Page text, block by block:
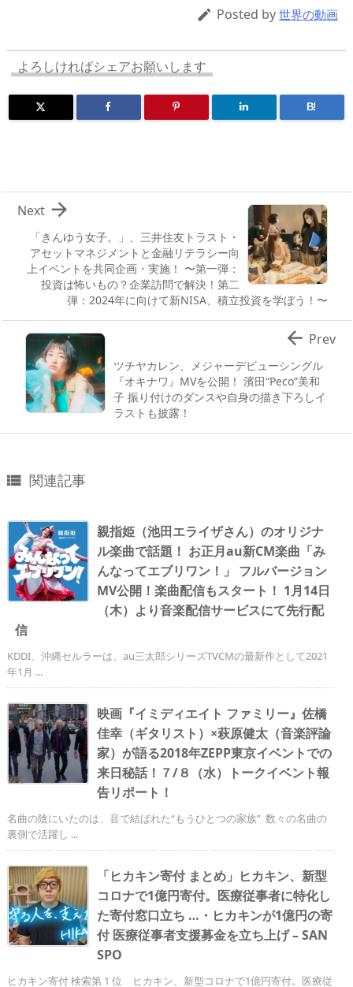
s o
n
ar
d
ro
p.
 Posted by 世界の動画
よろしければシェアお願いします
B!
「きんゆう女子。」、三井住友トラスト・
アセットマネジメントと金融リテラシー向
上イベントを共同企画・実施！ 〜第一弾：
投資は怖いもの？企業訪問で解決！第二
弾：2024年に向けて新NISA、積立投資を学ぼう！〜

Next
ツチヤカレン、メジャーデビューシングル
『オキナワ』MVを公開！ 濱田“Peco”美和
子 振り付けのダンスや自身の描き下ろしイ
ラストも披露！
 Prev
 関連記事
親指姫（池田エライザさん）のオリジナ
ル楽曲で話題！ お正月au新CM楽曲「み
んなってエブリワン！」 フルバージョン
MV公開！楽曲配信もスタート！ 1月14日
（木）より音楽配信サービスにて先行配
信
KDDI、沖縄セルラーは、au三太郎シリーズTVCMの最新作として2021
年1月 ...
映画『イミディエイト ファミリー』佐橋
佳幸（ギタリスト）×萩原健太（音楽評論
家）が語る2018年ZEPP東京イベントでの
来日秘話！７/８（水）トークイベント報
告リポート！
名曲の陰にいたのは、音で結ばれた“もうひとつの家族” 数々の名曲の
裏側で活躍し ...
「ヒカキン寄付 まとめ」ヒカキン、新型
コロナで1億円寄付。医療従事者に特化し
た寄付窓口立ち …・ヒカキンが1億円の寄
付 医療従事者支援募金を立ち上げ – SAN
SPO
ヒカキン寄付 検索第 1 位 ヒカキン、新型コロナで1億円寄付。医療従